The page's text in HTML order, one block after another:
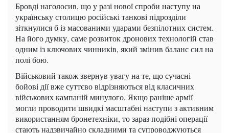
Бровді наголосив, що у разі нової спроби наступу на
українську столицю російські танкові підрозділи
зіткнулися б із масованими ударами безпілотних систем.
На його думку, саме розвиток дронових технологій став
одним із ключових чинників, який змінив баланс сил на
полі бою.
Військовий також звернув увагу на те, що сучасні
бойові дії вже суттєво відрізняються від класичних
військових кампаній минулого. Якщо раніше армії
могли проводити швидкі масштабні наступи з активним
використанням бронетехніки, то зараз подібні операції
стають надзвичайно складними та супроводжуються